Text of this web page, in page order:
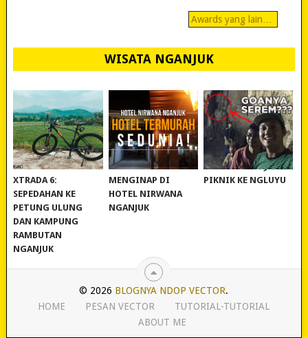
Awards yang lain…
WISATA NGANJUK
REVIEW POLYGON
XTRADA 6:
SEPEDAHAN KE
PETUNG ULUNG
DAN KAMPUNG
RAMBUTAN
NGANJUK
MURAH BANGET!
MENGINAP DI
HOTEL NIRWANA
NGANJUK
WISATA NGANJUK:
PIKNIK KE NGLUYU
© 2026 BLOGNYA NDOP VECTOR.
HOME
PESAN VECTOR
TUTORIAL-TUTORIAL
ABOUT ME